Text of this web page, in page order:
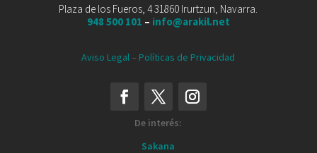
Plaza de los Fueros, 4 31860 Irurtzun, Navarra.
948 500 101 – info@arakil.net
Aviso Legal– Políticas de Privacidad
De interés:
Sakana